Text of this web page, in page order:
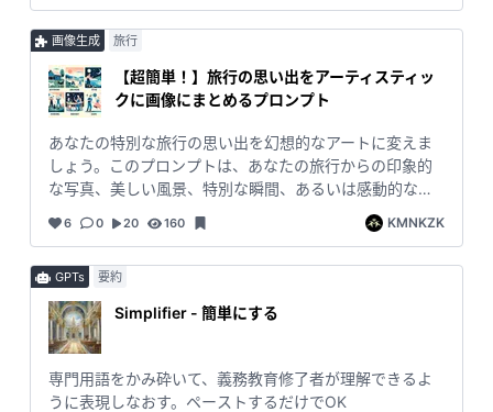
画像生成 旅行
【超簡単！】旅行の思い出をアーティスティッ
クに画像にまとめるプロンプト
あなたの特別な旅行の思い出を幻想的なアートに変えま
しょう。このプロンプトは、あなたの旅行からの印象的
な写真、美しい風景、特別な瞬間、あるいは感動的な出
来事を絵画のような美しいイメージに変換します。たと
えば、夕日に照らされた海岸線、古い町並みの風情、
心に残っているシーンを思い出し、それをアーティステ
ィックなタッチで表現します。このプロンプトは、あな
たの旅行の魅力を再現し、それを壁に飾る一枚の絵のよ
うに永遠の記憶にするためのものです。友達や家族と共
有する素敵な方法であり、旅の感動を再び味わう機会を
提供します。
6 0 20 160 KMNKZK
GPTs 要約
Simplifier - 簡単にする
専門用語をかみ砕いて、義務教育修了者が理解できるよ
うに表現しなおす。ペーストするだけでOK